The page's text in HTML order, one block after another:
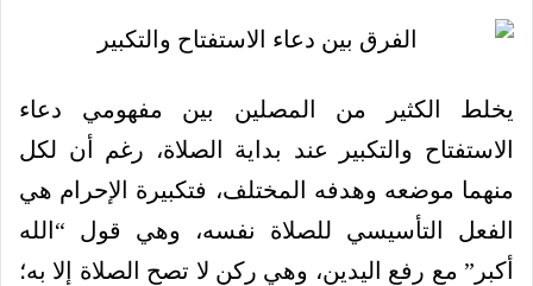
يخلط الكثير من المصلين بين مفهومي دعاء
الاستفتاح والتكبير عند بداية الصلاة، رغم أن لكل
منهما موضعه وهدفه المختلف، فتكبيرة الإحرام هي
الفعل التأسيسي للصلاة نفسه، وهي قول “الله
أكبر” مع رفع اليدين، وهي ركن لا تصح الصلاة إلا به؛